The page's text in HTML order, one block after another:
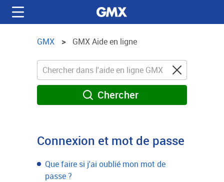
GMX GMX Aide en ligne
Chercher
Connexion et mot de passe
Que faire si j'ai oublié mon mot de
passe ?